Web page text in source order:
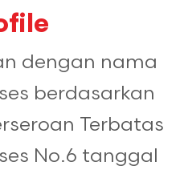
dengan nama
berdasarkan
Terbatas
No.6 tanggal